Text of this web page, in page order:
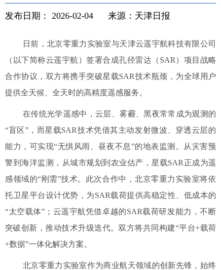
发布日期： 2026-02-04 来源：天津日报
日前，北京零重力实验室与天津云遥宇航科技有限公司
（以下简称云遥宇航）签署合成孔径雷达（SAR）项目战略
合作协议，双方将携手突破星载SAR技术瓶颈，为全球用户
提供全天候、全天时的高精度遥感服务。
在传统光学遥感中，云层、雾霾、黑夜常常成为观测的
“盲区”，而星载SAR技术凭借其主动发射微波、穿透云层的
能力，可实现“无惧风雨、昼夜不息”的地表监测。从灾害预
警到海洋监测，从城市规划到农业估产，星载SAR正成为遥
感领域的“刚需”技术。此次合作中，北京零重力实验室将依
托卫星平台设计优势，为SAR载荷提供高稳定性、低成本的
“太空载体”；云遥宇航凭借卓越的SAR载荷研发能力，不断
突破创新，推动技术升级迭代。双方将共同构建“平台+载荷
+数据”一体化解决方案。
北京零重力实验室作为商业航天领域的创新先锋，始终